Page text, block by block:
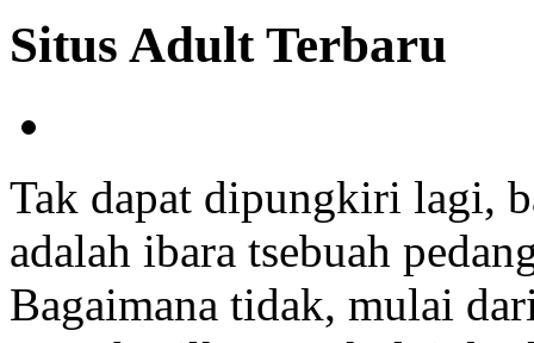
Situs Adult Terbaru
Tak dapat dipungkiri lagi,
adalah ibara tsebuah
Bagaimana tidak, mulai